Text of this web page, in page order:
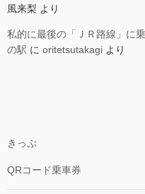
風来梨 より
私的に最後の「ＪＲ路線」に
の駅 に oritetsutakagi より
きっぷ
QRコード乗車券